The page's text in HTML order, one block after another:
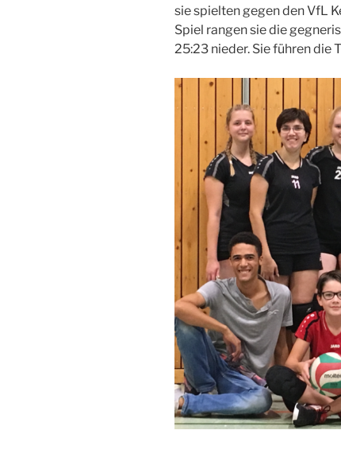
sie spielten gegen den VfL
Spiel rangen sie die
25:23 nieder. Sie führen die